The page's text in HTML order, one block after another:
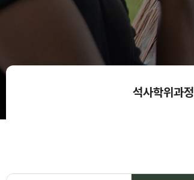
석사학위과정